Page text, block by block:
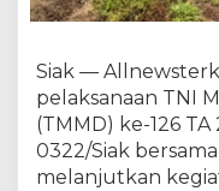
i
3
2
2
/
S
Siak —
pelaksanaan TNI
(TMMD) ke-126
0322/Siak
melanjutkan